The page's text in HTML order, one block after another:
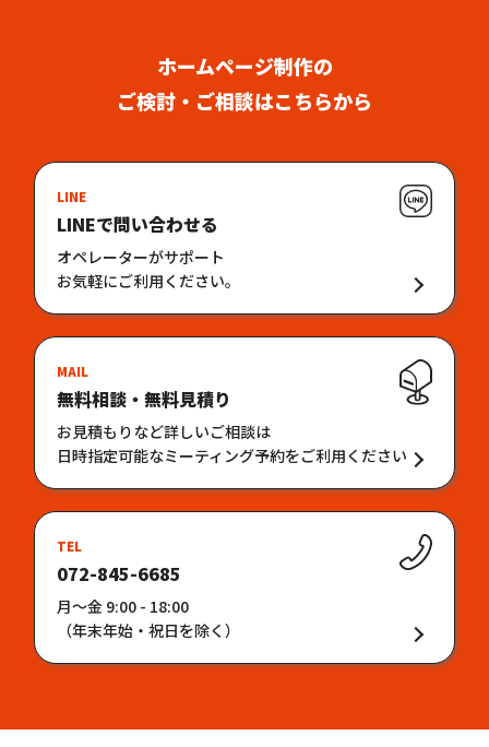
ホームページ制作の
ご検討・ご相談はこちらから
LINE
LINEで問い合わせる
オペレーターがサポート
お気軽にご利用ください。
MAIL
無料相談・無料見積り
お見積もりなど詳しいご相談は
日時指定可能なミーティング予約をご利用ください
TEL
072-845-6685
月〜金 9:00 - 18:00
（年末年始・祝日を除く）